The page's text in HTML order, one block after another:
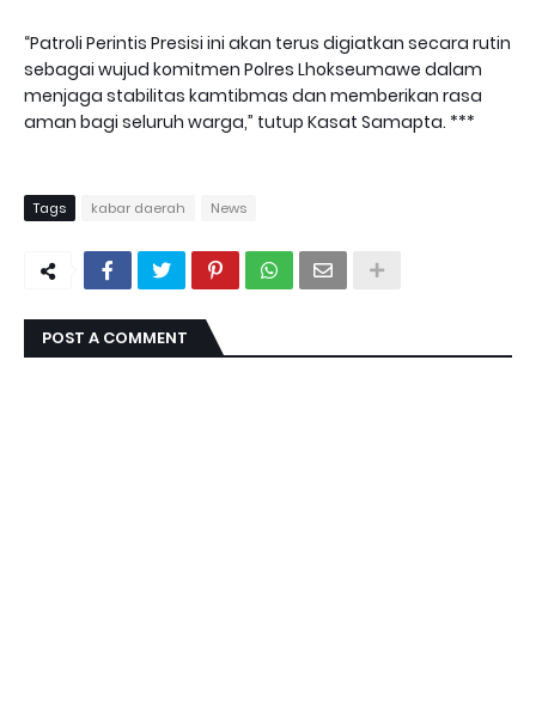
“Patroli Perintis Presisi ini akan terus digiatkan secara rutin
sebagai wujud komitmen Polres Lhokseumawe dalam
menjaga stabilitas kamtibmas dan memberikan rasa
aman bagi seluruh warga,” tutup Kasat Samapta. ***
Tags kabar daerah News
POST A COMMENT